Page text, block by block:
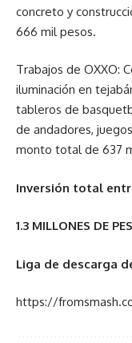
concreto y
666 mil pesos.
Trabajos de OXXO:
iluminación en
tableros de
de andadores,
monto total de 637
Inversión total
1.3 MILLONES DE
Liga de descarga
https://